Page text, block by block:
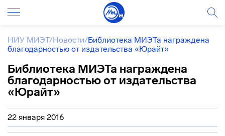
НИУ МИЭТ/Новости/Библиотека МИЭТа награждена
благодарностью от издательства «Юрайт»
Библиотека МИЭТа награждена
благодарностью от издательства
«Юрайт»
22 января 2016